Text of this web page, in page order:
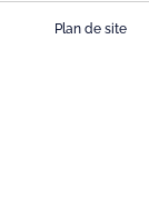
Plan de site